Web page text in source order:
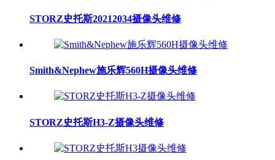
STORZ史托斯20212034摄像头维修
Smith&Nephew施乐辉560H摄像头维修
STORZ史托斯H3-Z摄像头维修